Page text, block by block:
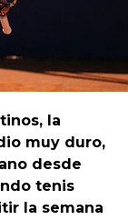
la
muy duro,
desde
tenis
la semana